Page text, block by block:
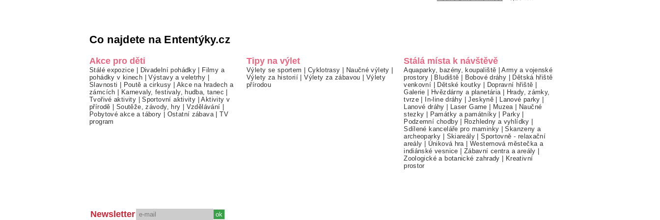
Co najdete na Ententýky.cz
Akce pro děti
Stálé expozice | Divadelní pohádky | Filmy a
pohádky v kinech |Výstavy a veletrhy |
Slavnosti | Poutě a cirkusy | Akce na hradech a
zámcích | Karnevaly, festivaly, hudba, tanec |
Tvořivé aktivity |Sportovní aktivity |Aktivity v
přírodě | Soutěže, závody, hry | Vzdělávání |
Pobytové akce a tábory | Ostatní zábava |TV
program
Tipy na výlet
Výlety se sportem | Cyklotrasy | Naučné výlety |
Výlety za historií |Výlety za zábavou | Výlety
přírodou
Stálá místa k návštěvě
Aquaparky, bazény, koupaliště |Army a vojenské
prostory | Bludiště | Bobové dráhy | Dětská hřiště
venkovní | Dětské koutky | Dopravní hřiště |
Galerie | Hvězdárny a planetária | Hrady, zámky,
tvrze | In-line dráhy |Jeskyně | Lanové parky |
Lanové dráhy | Laser Game | Muzea | Naučné
stezky | Památky a památníky| Parky |
Podzemní chodby| Rozhledny a vyhlídky |
Sdílené kanceláře pro maminky |Skanzeny a
archeoparky | Skiareály |Sportovně - relaxační
areály | Úniková hra |Westernová městečka a
indiánské vesnice | Zábavní centra a areály |
Zoologické a botanické zahrady | Kreativní
prostor
Newsletter